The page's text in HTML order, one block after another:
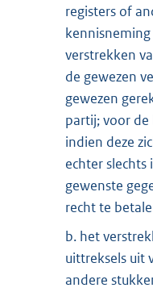
registers of
verstrekken
de gewezen
gewezen
partij; voor
indien deze
echter
gewenste
recht te
b. het
uittreksels uit
andere